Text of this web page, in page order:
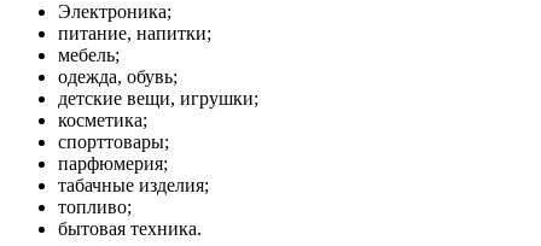
Электроника;
питание, напитки;
мебель;
одежда, обувь;
детские вещи, игрушки;
косметика;
спорттовары;
парфюмерия;
табачные изделия;
топливо;
бытовая техника.